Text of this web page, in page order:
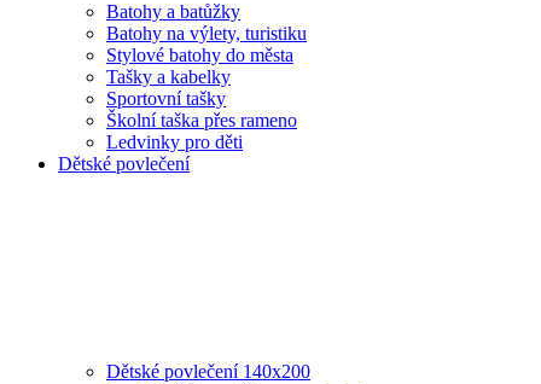
Batohy a batůžky
Batohy na výlety, turistiku
Stylové batohy do města
Tašky a kabelky
Sportovní tašky
Školní taška přes rameno
Ledvinky pro děti
Dětské povlečení
Dětské povlečení 140x200